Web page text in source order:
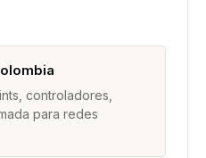
controladores,
para redes